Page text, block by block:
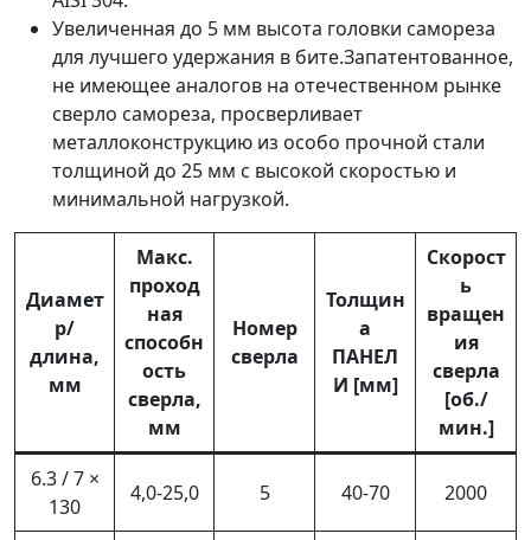
Увеличенная до 5 мм высота головки самореза
для лучшего удержания в бите.Запатентованное,
не имеющее аналогов на отечественном рынке
сверло самореза, просверливает
металлоконструкцию из особо прочной стали
толщиной до 25 мм с высокой скоростью и
минимальной нагрузкой.
Диамет
р/
длина,
мм
Макс.
проход
ная
способн
ость
сверла,
мм
Номер
сверла
Толщин
а
ПАНЕЛ
И [мм]
Скорост
ь
вращен
ия
сверла
[об./
мин.]
6.3 / 7 ×
130
4,0-25,0 5 40-70 2000